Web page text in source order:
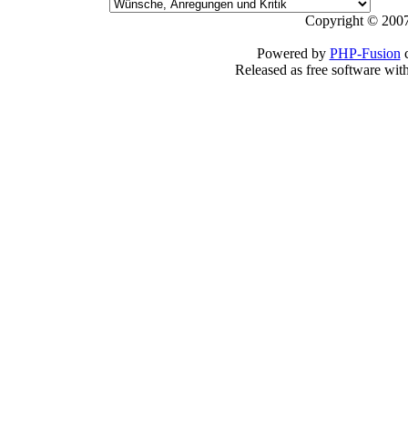
Copyright ©
Powered by PHP-Fusion
Released as free software